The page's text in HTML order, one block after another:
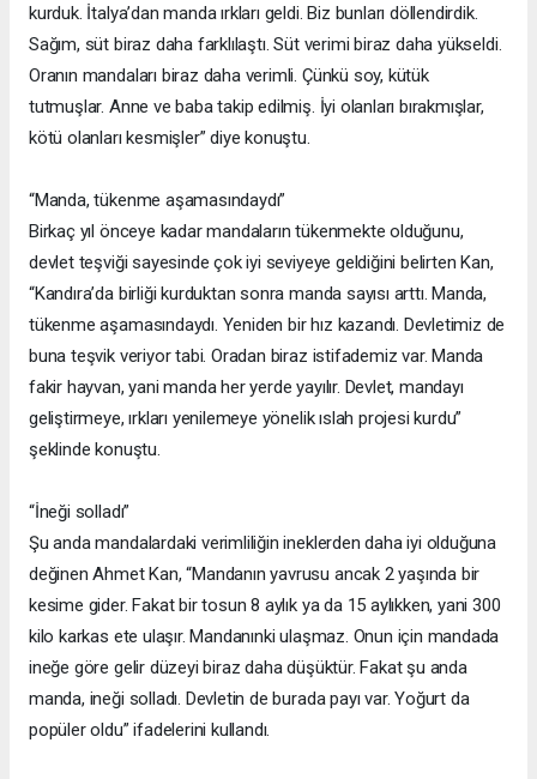
kurduk. İtalya’dan manda ırkları geldi. Biz bunları döllendirdik.
Sağım, süt biraz daha farklılaştı. Süt verimi biraz daha yükseldi.
Oranın mandaları biraz daha verimli. Çünkü soy, kütük
tutmuşlar. Anne ve baba takip edilmiş. İyi olanları bırakmışlar,
kötü olanları kesmişler” diye konuştu.
“Manda, tükenme aşamasındaydı”
Birkaç yıl önceye kadar mandaların tükenmekte olduğunu,
devlet teşviği sayesinde çok iyi seviyeye geldiğini belirten Kan,
“Kandıra’da birliği kurduktan sonra manda sayısı arttı. Manda,
tükenme aşamasındaydı. Yeniden bir hız kazandı. Devletimiz de
buna teşvik veriyor tabi. Oradan biraz istifademiz var. Manda
fakir hayvan, yani manda her yerde yayılır. Devlet, mandayı
geliştirmeye, ırkları yenilemeye yönelik ıslah projesi kurdu”
şeklinde konuştu.
“İneği solladı”
Şu anda mandalardaki verimliliğin ineklerden daha iyi olduğuna
değinen Ahmet Kan, “Mandanın yavrusu ancak 2 yaşında bir
kesime gider. Fakat bir tosun 8 aylık ya da 15 aylıkken, yani 300
kilo karkas ete ulaşır. Mandanınki ulaşmaz. Onun için mandada
ineğe göre gelir düzeyi biraz daha düşüktür. Fakat şu anda
manda, ineği solladı. Devletin de burada payı var. Yoğurt da
popüler oldu” ifadelerini kullandı.